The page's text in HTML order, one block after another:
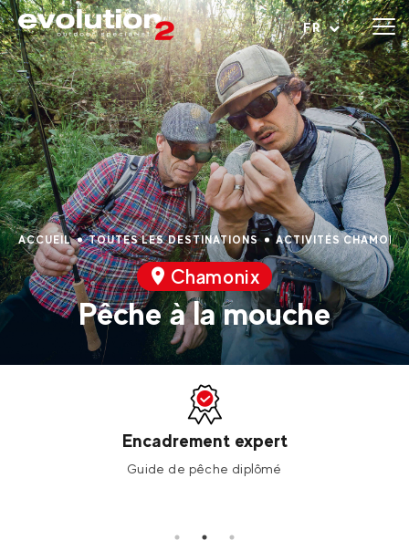
FR
Ouvrir le menu
ACCUEIL TOUTES LES DESTINATIONS ACTIVITÉS CHAMONIX
Chamonix
Pêche à la mouche
Encadrement expert
Guide de pêche diplômé